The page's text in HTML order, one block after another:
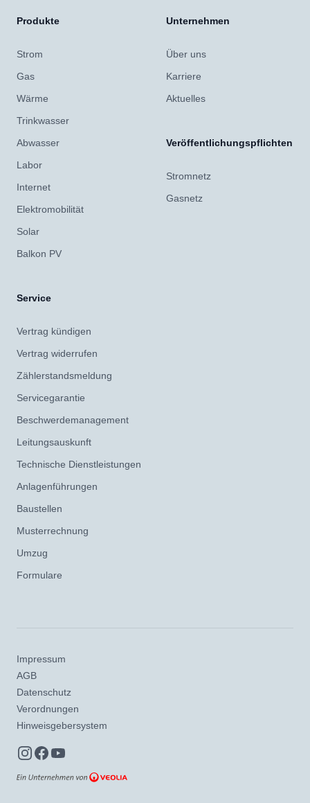
Produkte
Strom
Gas
Wärme
Trinkwasser
Abwasser
Labor
Internet
Elektromobilität
Solar
Balkon PV
Service
Vertrag kündigen
Vertrag widerrufen
Zählerstandsmeldung
Servicegarantie
Beschwerdemanagement
Leitungsauskunft
Technische Dienstleistungen
Anlagenführungen
Baustellen
Musterrechnung
Umzug
Formulare
Unternehmen
Über uns
Karriere
Aktuelles
Veröffentlichungspflichten
Stromnetz
Gasnetz
Impressum
AGB
Datenschutz
Verordnungen
Hinweisgebersystem
Instagram
Facebook
YouTube